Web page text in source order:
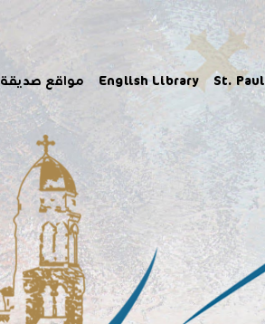
St. Paul
English Library مواقع صديقة